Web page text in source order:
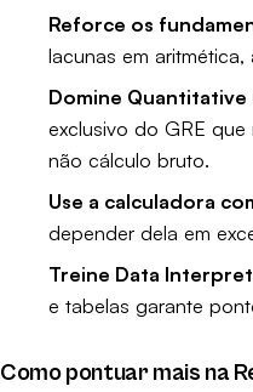
Reforce os
lacunas em
Domine
exclusivo do GRE
não cálculo bruto.
Use a calculadora
depender dela em
Treine Data
e tabelas garante
Como pontuar mais na